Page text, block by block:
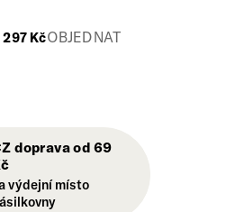
297 KčOBJEDNAT
doprava od 69
výdejní místo